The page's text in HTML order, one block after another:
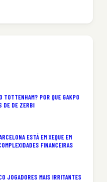
TOTTENHAM? POR QUE GAKPO
DE DE ZERBI
ESTÁ EM XEQUE EM
FINANCEIRAS
JOGADORES MAIS IRRITANTES